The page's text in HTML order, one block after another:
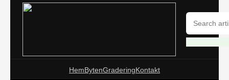
HemBytenGraderingKontakt